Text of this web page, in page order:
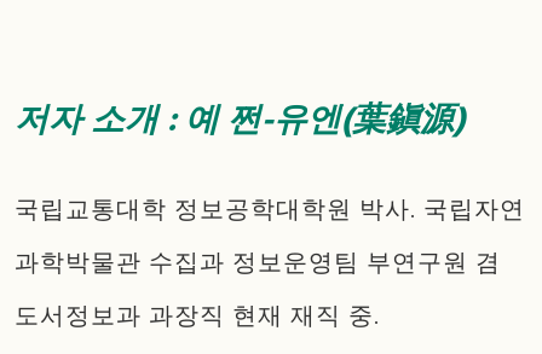
저자 소개 : 예 쩐-유엔(葉鎭源)
국립교통대학 정보공학대학원 박사. 국립자연
과학박물관 수집과 정보운영팀 부연구원 겸
도서정보과 과장직 현재 재직 중.